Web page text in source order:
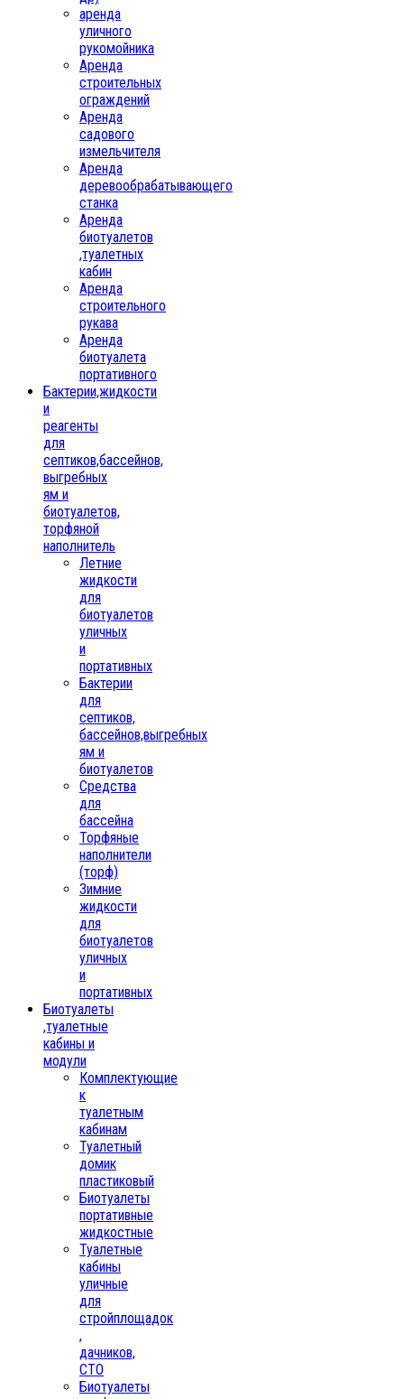
аренда
уличного
рукомойника
Аренда
строительных
ограждений
Аренда
садового
измельчителя
Аренда
деревообрабатывающего
станка
Аренда
биотуалетов
,туалетных
кабин
Аренда
строительного
рукава
Аренда
биотуалета
портативного
Бактерии,жидкости
и
реагенты
для
септиков,бассейнов,
выгребных
ям и
биотуалетов,
торфяной
наполнитель
Летние
жидкости
для
биотуалетов
уличных
и
портативных
Бактерии
для
септиков,
бассейнов,выгребных
ям и
биотуалетов
Средства
для
бассейна
Торфяные
наполнители
(торф)
Зимние
жидкости
для
биотуалетов
уличных
и
портативных
Биотуалеты
,туалетные
кабины и
модули
Комплектующие
к
туалетным
кабинам
Туалетный
домик
пластиковый
Биотуалеты
портативные
жидкостные
Туалетные
кабины
уличные
для
стройплощадок
,
дачников,
СТО
Биотуалеты